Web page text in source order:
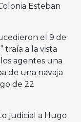
Esteban
el 9 de
traía a la vista
agentes una
de una navaja
de 22
judicial a Hugo